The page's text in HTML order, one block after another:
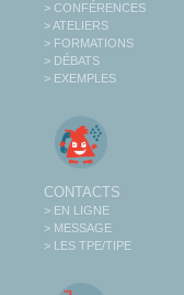
> CONFÉRENCES
> ATELIERS
> FORMATIONS
> DÉBATS
> EXEMPLES
CONTACTS
> EN LIGNE
> MESSAGE
> LES TPE/TIPE